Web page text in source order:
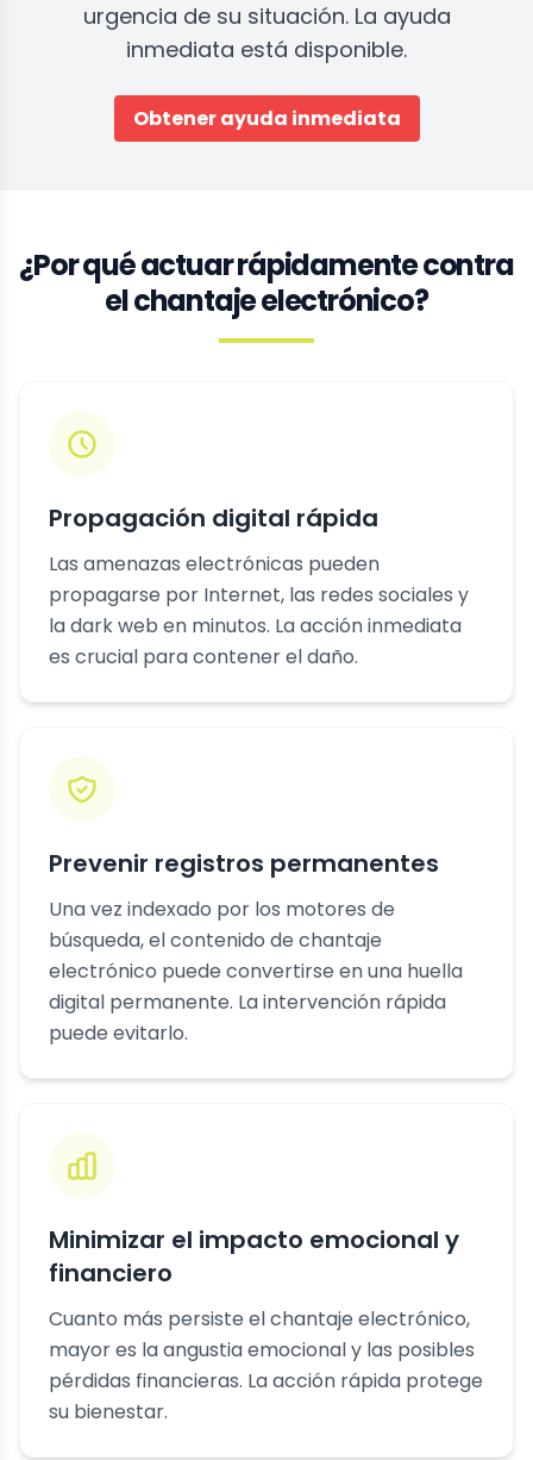
urgencia de su situación. La ayuda
inmediata está disponible.
Obtener ayuda inmediata
¿Por qué actuar rápidamente contra
el chantaje electrónico?
Propagación digital rápida
Las amenazas electrónicas pueden
propagarse por Internet, las redes sociales y
la dark web en minutos. La acción inmediata
es crucial para contener el daño.
Prevenir registros permanentes
Una vez indexado por los motores de
búsqueda, el contenido de chantaje
electrónico puede convertirse en una huella
digital permanente. La intervención rápida
puede evitarlo.
Minimizar el impacto emocional y
financiero
Cuanto más persiste el chantaje electrónico,
mayor es la angustia emocional y las posibles
pérdidas financieras. La acción rápida protege
su bienestar.